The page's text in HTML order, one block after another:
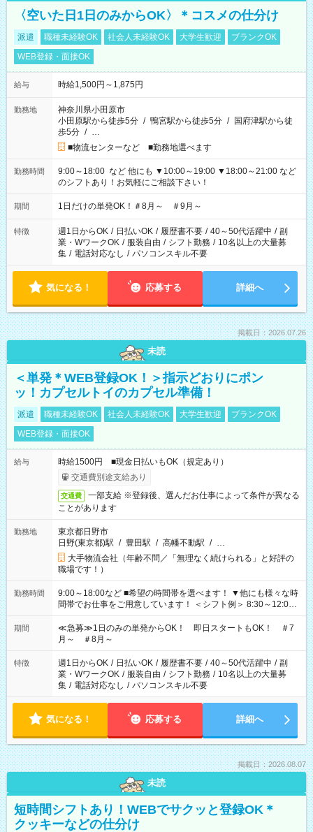
〈空いた日1日のみからOK〉＊コスメの仕分け
派遣 職種未経験OK 社会人未経験OK 大学生歓迎
ブランクOK
WEB登録・面接OK
給与 時給1,500円～1,875円
勤務地
神奈川県小田原市
小田原駅から徒歩5分 / 鴨宮駅から徒歩5分 / 国府津駅から徒
歩5分 / …
■物流センターなど ■勤務地選べます
勤務時間
9:00～18:00 など 他にも ▼10:00～19:00 ▼18:00～21:00 など
のシフトあり！お気軽にご相談下さい！
期間 1日だけの単発OK！＃8月～ ＃9月～
特徴 週1日からOK / 日払いOK / 履歴書不要 / 40～50代活躍中 / 副
業・WワークOK / 服装自由 / シフト勤務 / 10名以上の大量募
集 / 電話対応なし / パソコンスキル不要
気になる！ 応募する 詳細へ
掲載日：2026.07.26
未読
＜単発＊WEB登録OK！＞指示どおりにポン
ッ！カプセルトイのカプセル準備！
派遣 職種未経験OK 社会人未経験OK 大学生歓迎
ブランクOK
WEB登録・面接OK
給与
時給1500円 ■現金日払いもOK（規定あり）
交通費別途支給あり
交通費
一部支給 ※登録後、選んだお仕事によって条件が異なる
ことがあります
勤務地
東京都日野市
日野(東京都)駅 / 豊田駅 / 高幡不動駅 / …
大手物流会社（年齢不問／「無理なく続けられる」と好評の
職場です！）
勤務時間
9:00～18:00など ■希望の時間帯を選べます！ ▼他にも様々な時
間帯でお仕事をご用意しています！ ＜シフト例＞ 8:30～12:00
17:00～22:00 13:00～22:00 22:00～翌6:00 など
期間
≪急募≫1日のみの単発からOK！ 即日スタートもOK！ ＃7
月～ ＃8月～
特徴 週1日からOK / 日払いOK / 履歴書不要 / 40～50代活躍中 / 副
業・WワークOK / 服装自由 / シフト勤務 / 10名以上の大量募
集 / 電話対応なし / パソコンスキル不要
気になる！ 応募する 詳細へ
掲載日：2026.08.07
未読
短時間シフトあり！WEBでサクッと登録OK＊
クッキーなどの仕分け